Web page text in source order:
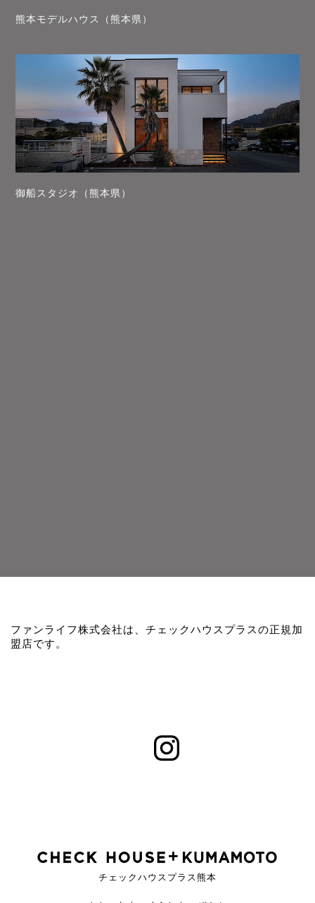
熊本モデルハウス（熊本県）
御船スタジオ（熊本県）
ファンライフ株式会社は、チェックハウスプラスの正規加
盟店です。
チェックハウスプラス熊本